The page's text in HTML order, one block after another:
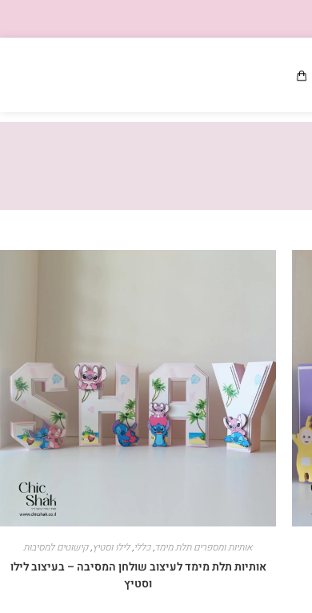
אותיות ומספרים תלת מימד,כללי,לילו וסטיץ,קישוטים למסיבות
אותיות תלת מימד לעיצוב שולחן המסיבה – בעיצוב לילו
וסטיץ